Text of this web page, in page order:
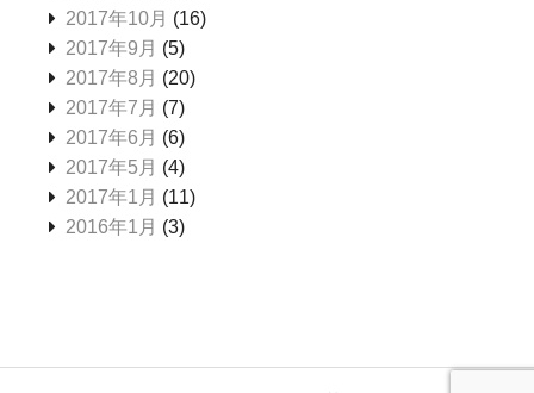
2017年10月 (16)
2017年9月 (5)
2017年8月 (20)
2017年7月 (7)
2017年6月 (6)
2017年5月 (4)
2017年1月 (11)
2016年1月 (3)